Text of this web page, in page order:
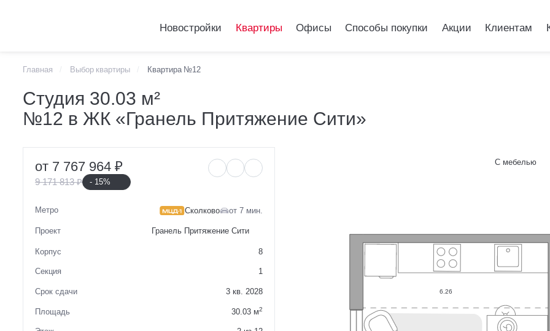
Новостройки Квартиры Офисы Способы покупки Акции Клиентам
Главная Выбор квартиры Квартира №12
Студия 30.03 м²
№12 в ЖК «Гранель Притяжение
Студия 30.03 м²
№12 в ЖК «Гранель Притяжение Сити»
от 7 767 964 ₽
9 171 813 ₽ - 15%
Метро Сколково от 7 мин.
Проект Гранель Притяжение Сити
Корпус 8
Секция 1
Срок сдачи 3 кв. 2028
Площадь 30.03 м2
С мебелью
6.26